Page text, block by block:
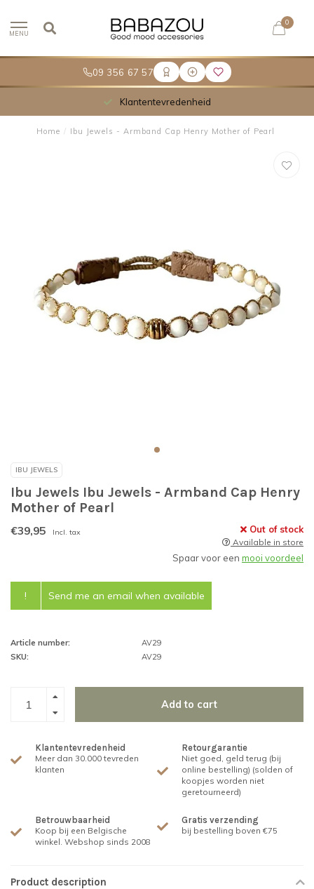
09 356 67 57
MENU
0
Klantentevredenheid
Home / Ibu Jewels - Armband Cap Henry Mother of Pearl
IBU JEWELS
Ibu Jewels Ibu Jewels - Armband Cap Henry
Mother of Pearl
€39,95 Incl. tax Out of stock
Available in store
Spaar voor een mooi voordeel
! Send me an email when available
Article number:
AV29
SKU:
AV29
Add to cart
Klantentevredenheid
Meer dan 30.000 tevreden
klanten
Retourgarantie
Niet goed, geld terug (bij
online bestelling) (solden of
koopjes worden niet
geretourneerd)
Betrouwbaarheid
Koop bij een Belgische
winkel. Webshop sinds 2008
Gratis verzending
bij bestelling boven €75
Product description